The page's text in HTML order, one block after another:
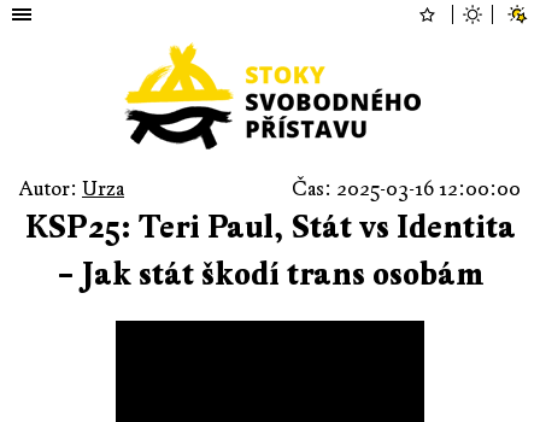
Autor: Urza Čas: 2025-03-16 12:00:00
KSP25: Teri Paul, Stát vs Identita
– Jak stát škodí trans osobám